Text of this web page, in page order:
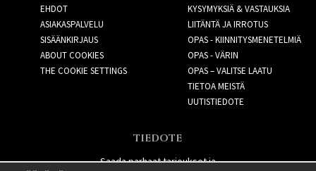
EHDOT
ASIAKASPALVELU
SISÄÄNKIRJAUS
ABOUT COOKIES
THE COOKIE SETTINGS
KYSYMYKSIÄ & VASTAUKSIA
LIITÄNTÄ JA IRROTUS
OPAS - KIINNITYSMENETELMIÄ
OPAS - VÄRIN
OPAS – VALITSE LAATU
TIETOA MEISTÄ
UUTISTIEDOTE
TIEDOTE
Saada parhaat tarjoukset ja